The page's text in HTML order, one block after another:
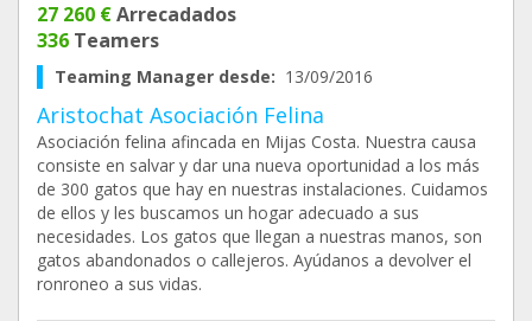
27 260 €Arrecadados
336 Teamers
Teaming Manager desde: 13/09/2016
Aristochat Asociación Felina
Asociación felina afincada en Mijas Costa. Nuestra causa
consiste en salvar y dar una nueva oportunidad a los más
de 300 gatos que hay en nuestras instalaciones. Cuidamos
de ellos y les buscamos un hogar adecuado a sus
necesidades. Los gatos que llegan a nuestras manos, son
gatos abandonados o callejeros. Ayúdanos a devolver el
ronroneo a sus vidas.